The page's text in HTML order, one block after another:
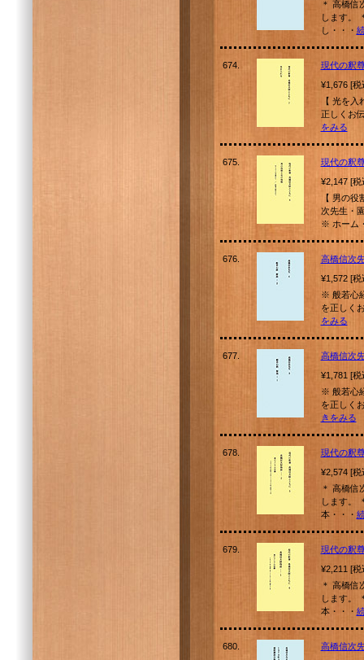
＊ 高橋信
します。
し・・・
674.
現代の釈
¥1,676 [
【 光を
正しくお
をみる
675.
現代の釈
¥2,147 [
【 男の
次先生・
※ ホーム
676.
高橋信
¥1,572 [
※ 般若心
を正しく
をみる
677.
高橋信
¥1,781 [
※ 般若心
を正しく
きをみる
678.
現代の釈
¥2,574 [
＊ 高橋信
します。
本・・・
679.
現代の釈
¥2,211 [
＊ 高橋信
します。
本・・・
680.
高橋信次